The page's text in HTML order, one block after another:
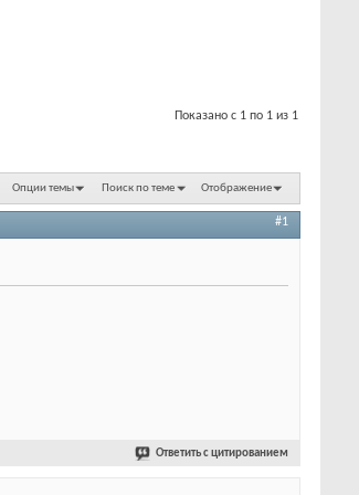
Показано с 1 по 1 из 1
Опции темы Поиск по теме Отображение
#1
Ответить с цитированием